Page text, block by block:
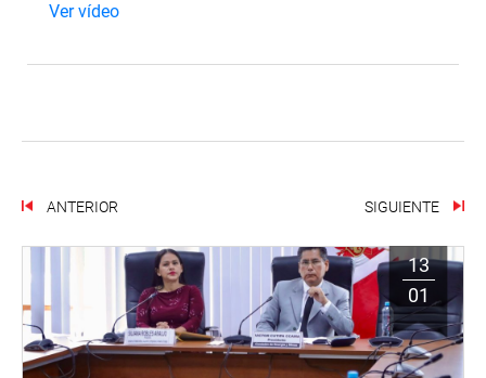
Ver vídeo
ANTERIOR SIGUIENTE
13
01